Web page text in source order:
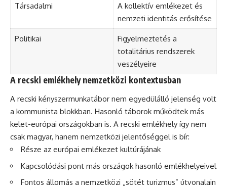
Társadalmi
A kollektív emlékezet és
nemzeti identitás erősítése
Politikai
Figyelmeztetés a
totalitárius rendszerek
veszélyeire
A recski emlékhely nemzetközi kontextusban
A recski kényszermunkatábor nem egyedülálló jelenség volt
a kommunista blokkban. Hasonló táborok működtek más
kelet-európai országokban is. A recski emlékhely így nem
csak magyar, hanem nemzetközi jelentőséggel is bír:
Része az európai emlékezet kultúrájának
Kapcsolódási pont más országok hasonló emlékhelyeivel
Fontos állomás a nemzetközi „sötét turizmus” útvonalain